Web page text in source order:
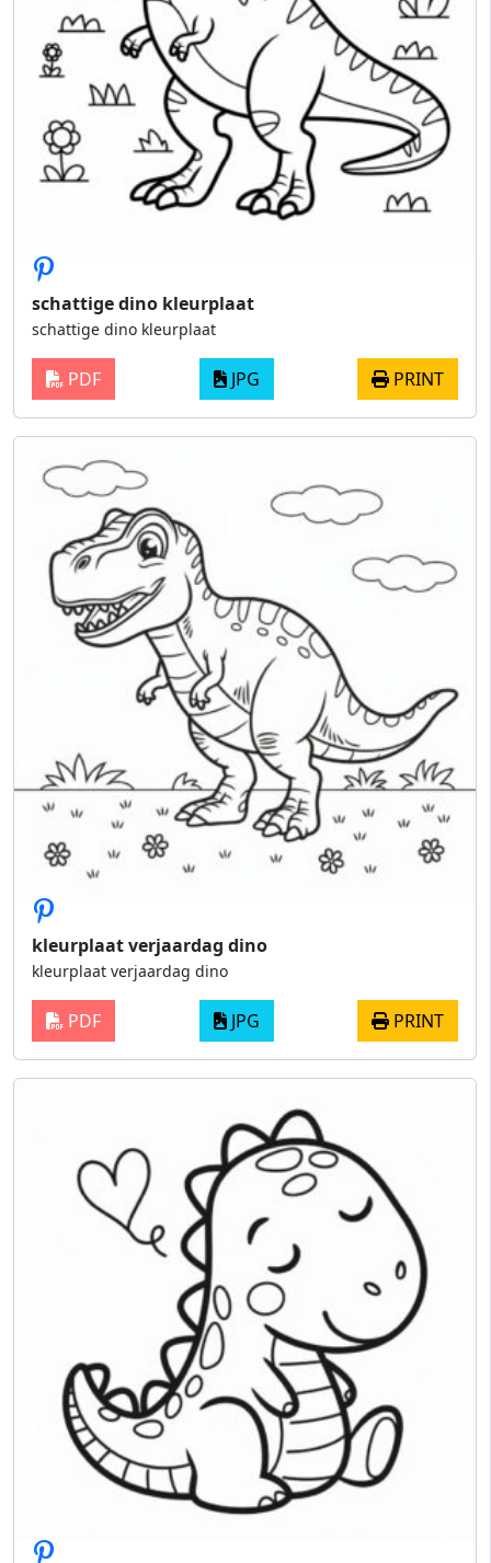
schattige dino kleurplaat
schattige dino kleurplaat
PDF JPG PRINT
kleurplaat verjaardag dino
kleurplaat verjaardag dino
PDF JPG PRINT